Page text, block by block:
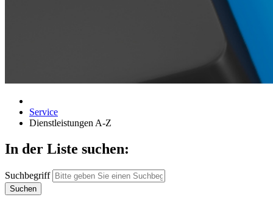
Service
Dienstleistungen A-Z
In der Liste suchen:
Suchbegriff